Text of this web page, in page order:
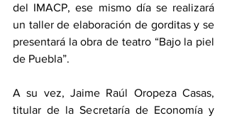
del IMACP, ese mismo día se realizará
un taller de elaboración de gorditas y se
presentará la obra de teatro “Bajo la piel
de Puebla”.
A su vez, Jaime Raúl Oropeza Casas,
titular de la Secretaría de Economía y